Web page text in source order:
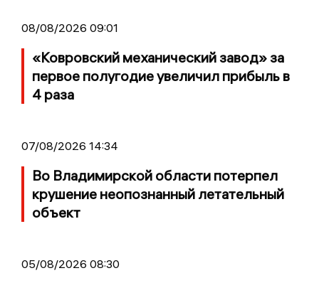
08/08/2026 09:01
«Ковровский механический завод» за
первое полугодие увеличил прибыль в
4 раза
07/08/2026 14:34
Во Владимирской области потерпел
крушение неопознанный летательный
объект
05/08/2026 08:30